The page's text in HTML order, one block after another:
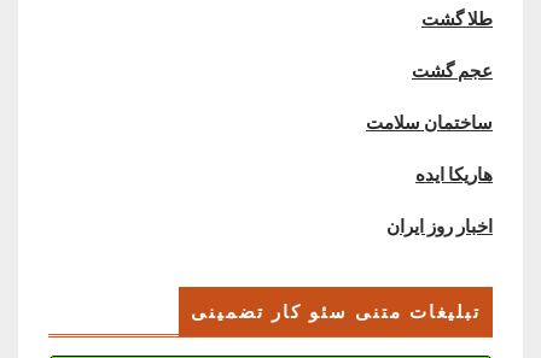
طلا گشت
عجم گشت
ساختمان سلامت
هاریکا ایده
اخبار روز ایران
تبلیغات متنی سئو کار تضمینی